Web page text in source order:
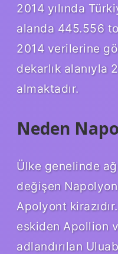
2014 yılında
alanda 445.556
2014 verilerine
dekarlık alanıyla
almaktadır.
Neden
Ülke genelinde
değişen Napolyon
Apolyont
eskiden Apollion
adlandırılan